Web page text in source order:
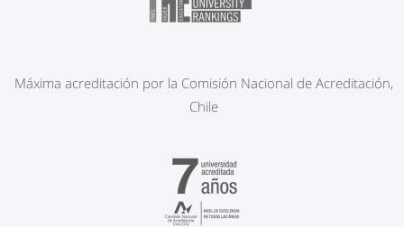
Máxima acreditación por la Comisión Nacional de Acreditación,
Chile